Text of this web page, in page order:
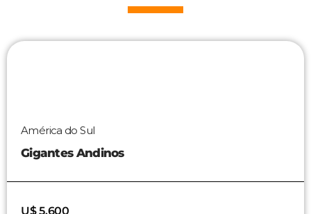
América do Sul
Gigantes Andinos
U$ 5.600